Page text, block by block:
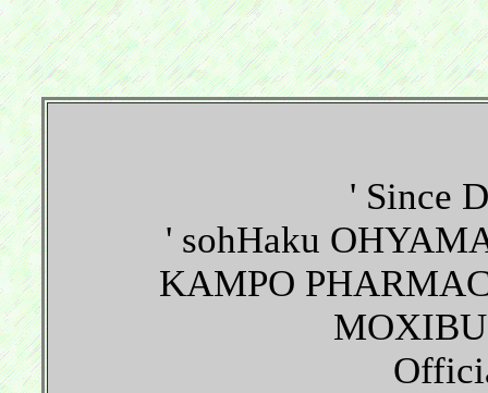
' Since
' sohHaku
KAMPO